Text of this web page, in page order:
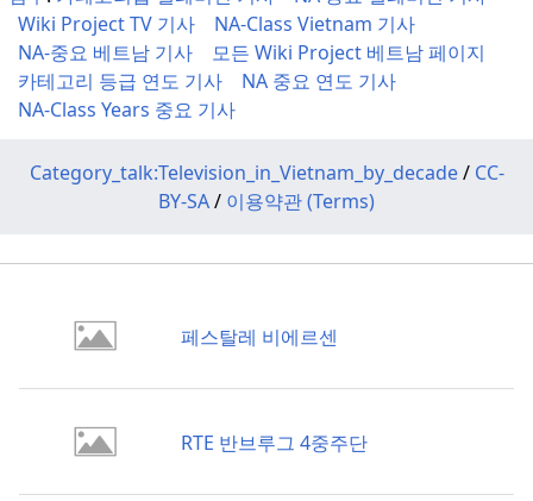
Wiki Project TV 기사
NA-Class Vietnam 기사
NA-중요 베트남 기사
모든 Wiki Project 베트남 페이지
카테고리 등급 연도 기사
NA 중요 연도 기사
NA-Class Years 중요 기사
Category_talk:Television_in_Vietnam_by_decade/ CC-
BY-SA/ 이용약관 (Terms)
페스탈레 비에르센
RTE 반브루그 4중주단